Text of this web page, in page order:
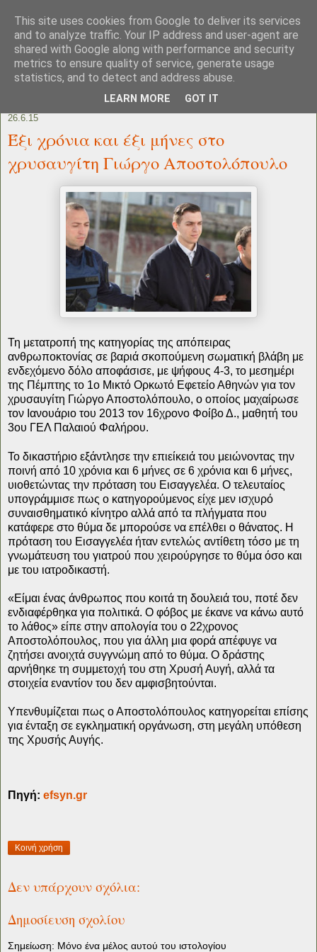
26.6.15
Έξι χρόνια και έξι μήνες στο
χρυσαυγίτη Γιώργο Αποστολόπουλο
Τη μετατροπή της κατηγορίας της απόπειρας
ανθρωποκτονίας σε βαριά σκοπούμενη σωματική βλάβη με
ενδεχόμενο δόλο αποφάσισε, με ψήφους 4-3, το μεσημέρι
της Πέμπτης το 1ο Μικτό Ορκωτό Εφετείο Αθηνών για τον
χρυσαυγίτη Γιώργο Αποστολόπουλο, ο οποίος μαχαίρωσε
τον Ιανουάριο του 2013 τον 16χρονο Φοίβο Δ., μαθητή του
3ου ΓΕΛ Παλαιού Φαλήρου.
Το δικαστήριο εξάντλησε την επιείκειά του μειώνοντας την
ποινή από 10 χρόνια και 6 μήνες σε 6 χρόνια και 6 μήνες,
υιοθετώντας την πρόταση του Εισαγγελέα. Ο τελευταίος
υπογράμμισε πως ο κατηγορούμενος είχε μεν ισχυρό
συναισθηματικό κίνητρο αλλά από τα πλήγματα που
κατάφερε στο θύμα δε μπορούσε να επέλθει ο θάνατος. Η
πρόταση του Εισαγγελέα ήταν εντελώς αντίθετη τόσο με τη
γνωμάτευση του γιατρού που χειρούργησε το θύμα όσο και
με του ιατροδικαστή.
«Είμαι ένας άνθρωπος που κοιτά τη δουλειά του, ποτέ δεν
ενδιαφέρθηκα για πολιτικά. Ο φόβος με έκανε να κάνω αυτό
το λάθος» είπε στην απολογία του ο 22χρονος
Αποστολόπουλος, που για άλλη μια φορά απέφυγε να
ζητήσει ανοιχτά συγγνώμη από το θύμα. Ο δράστης
αρνήθηκε τη συμμετοχή του στη Χρυσή Αυγή, αλλά τα
στοιχεία εναντίον του δεν αμφισβητούνται.
Υπενθυμίζεται πως ο Αποστολόπουλος κατηγορείται επίσης
για ένταξη σε εγκληματική οργάνωση, στη μεγάλη υπόθεση
της Χρυσής Αυγής.
Πηγή: efsyn.gr
Κοινή χρήση
Δεν υπάρχουν σχόλια:
Δημοσίευση σχολίου
Σημείωση: Μόνο ένα μέλος αυτού του ιστολογίου
This site uses cookies from Google to deliver its services
and to analyze traffic. Your IP address and user-agent are
shared with Google along with performance and security
metrics to ensure quality of service, generate usage
statistics, and to detect and address abuse.
LEARN MORE GOT IT